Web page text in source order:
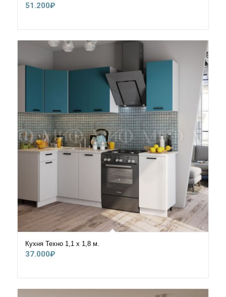
51.200₽
Кухня Техно 1,1 х 1,8 м.
37.000₽